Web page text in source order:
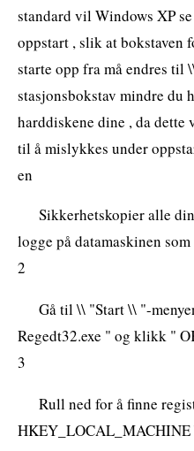
standard vil Windows XP
oppstart , slik at bokstaven
starte opp fra må endres til
stasjonsbokstav mindre du
harddiskene dine , da
til å mislykkes under
en
Sikkerhetskopier alle
logge på datamaskinen
2
Gå til \\ "Start \\ "-
Regedt32.exe " og klikk "
3
Rull ned for å finne
HKEY_LOCAL_MACHINE